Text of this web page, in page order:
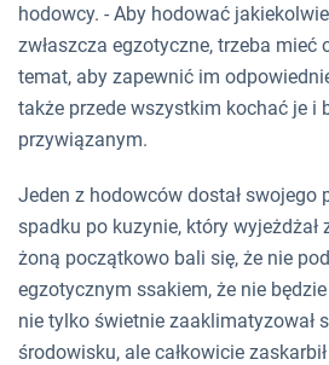
hodowcy. - Aby hodować
zwłaszcza egzotyczne, trzeba mieć
temat, aby zapewnić im
także przede wszystkim kochać je i
przywiązanym.
Jeden z hodowców dostał swojego
spadku po kuzynie, który wyjeżdżał
żoną początkowo bali się, że nie
egzotycznym ssakiem, że nie
nie tylko świetnie zaaklimatyzował
środowisku, ale całkowicie